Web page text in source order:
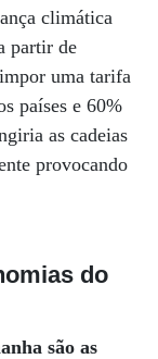
climática
partir de
uma tarifa
países e 60%
as cadeias
provocando
do
são as